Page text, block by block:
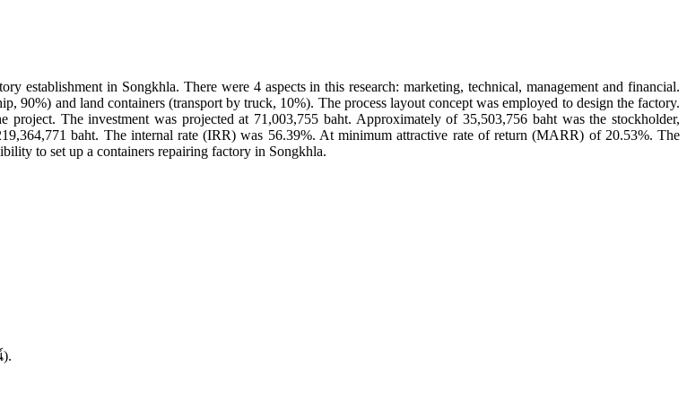
establishment in Songkhla. There were 4 aspects in this research: marketing, technical, management and financial.
90%) and land containers (transport by truck, 10%). The process layout concept was employed to design the factory.
The investment was projected at 71,003,755 baht. Approximately of 35,503,756 baht was the stockholder,
baht. The internal rate (IRR) was 56.39%. At minimum attractive rate of return (MARR) of 20.53%. The
to set up a containers repairing factory in Songkhla.